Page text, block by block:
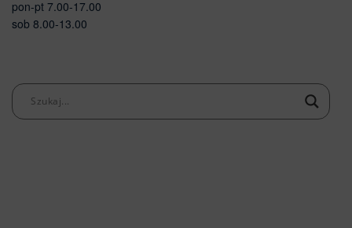
pon-pt 7.00-17.00
sob 8.00-13.00